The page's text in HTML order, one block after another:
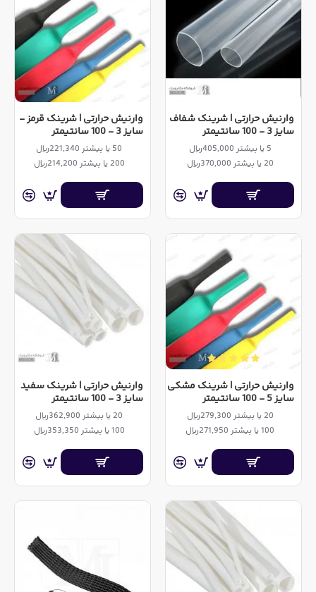
وارنیش حرارتی | شرینک شفاف
سایز 3 - 100 سانتیمتر
5 یا بیشتر 405,000ریال
20 یا بیشتر 370,000ریال
وارنیش حرارتی | شرینک قرمز -
سایز 3 - 100 سانتیمتر
50 یا بیشتر 221,340ریال
200 یا بیشتر 214,200ریال
وارنیش حرارتی | شرینک مشکی
سایز 5 - 100 سانتیمتر
20 یا بیشتر 279,300ریال
100 یا بیشتر 271,950ریال
وارنیش حرارتی | شرینک سفید
سایز 3 - 100 سانتیمتر
20 یا بیشتر 362,900ریال
100 یا بیشتر 353,350ریال